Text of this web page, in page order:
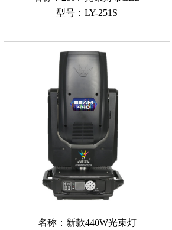
型号：LY-251S
名称：新款440W光束灯